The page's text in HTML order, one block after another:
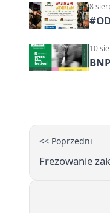
8
10
<< Poprzedni
Frezowanie